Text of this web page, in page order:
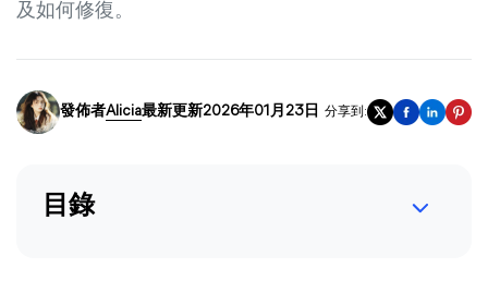
及如何修復。
發佈者Alicia最新更新2026年01月23日 分享到:
目錄